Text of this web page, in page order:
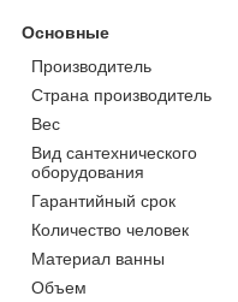
Основные
Производитель
Страна производитель
Вес
Вид сантехнического
оборудования
Гарантийный срок
Количество человек
Материал ванны
Объем